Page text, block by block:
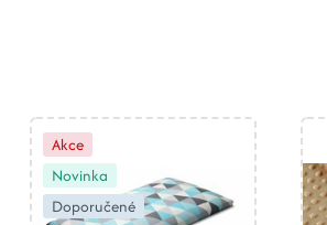
Akce
Novinka
Doporučené